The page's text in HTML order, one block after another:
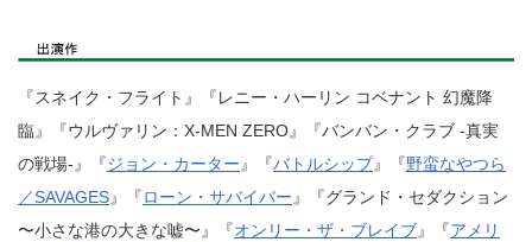
『スネイク・フライト』『レニー・ハーリン コベナント 幻魔降
臨』『ウルヴァリン：X-MEN ZERO』『バンバン・クラブ -真実
の戦場-』『ジョン・カーター』『バトルシップ』『野蛮なやつら
／SAVAGES』『ローン・サバイバー』『グランド・セダクション
〜小さな港の大きな嘘〜』『オンリー・ザ・ブレイブ』『アメリ